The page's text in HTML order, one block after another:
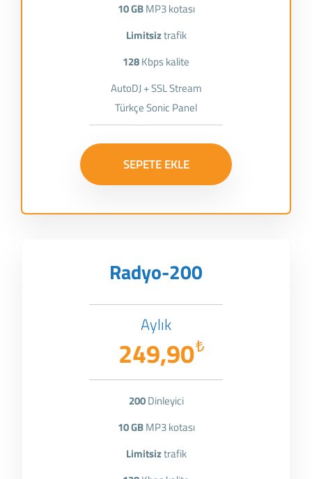
10 GBMP3 kotası
Limitsiztrafik
128Kbps kalite
AutoDJ + SSL Stream
Türkçe Sonic Panel
SEPETE EKLE
Radyo-200
Aylık
₺
249,90
200Dinleyici
10 GBMP3 kotası
Limitsiztrafik